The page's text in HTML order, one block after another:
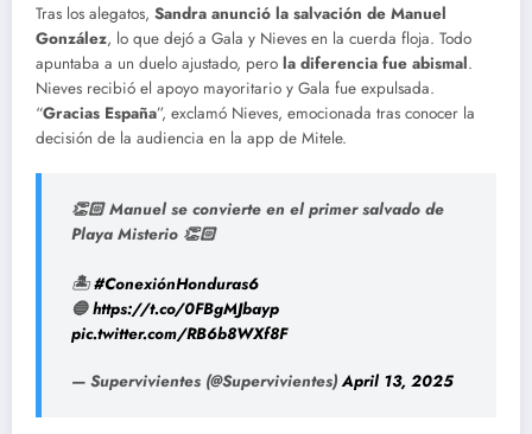
Tras los alegatos, Sandra anunció la salvación de Manuel
González, lo que dejó a Gala y Nieves en la cuerda floja. Todo
apuntaba a un duelo ajustado, pero la diferencia fue abismal.
Nieves recibió el apoyo mayoritario y Gala fue expulsada.
“Gracias España”, exclamó Nieves, emocionada tras conocer la
decisión de la audiencia en la app de Mitele.
👏🏻 Manuel se convierte en el primer salvado de
Playa Misterio 👏🏻
🏝#ConexiónHonduras6
🔵https://t.co/0FBgMJbayp
pic.twitter.com/RB6b8WXf8F
— Supervivientes (@Supervivientes)April 13, 2025